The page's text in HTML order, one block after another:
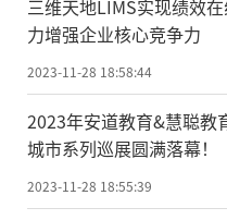
三维天地LIMS实现绩效
力增强企业核心竞争力
2023-11-28 18:58:44
2023年安道教育&慧聪教
城市系列巡展圆满落幕！
2023-11-28 18:55:39